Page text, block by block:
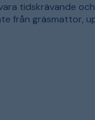
tidskrävande och
från gräsmattor,